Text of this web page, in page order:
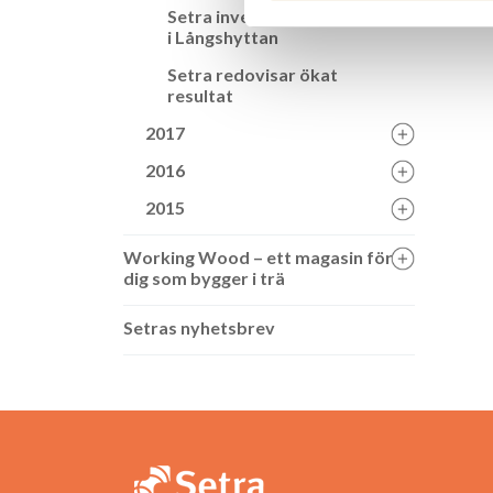
Setra investerar i KL-fabrik
i Långshyttan
Setra redovisar ökat
resultat
2017
2016
2015
Working Wood – ett magasin för
dig som bygger i trä
Setras nyhetsbrev